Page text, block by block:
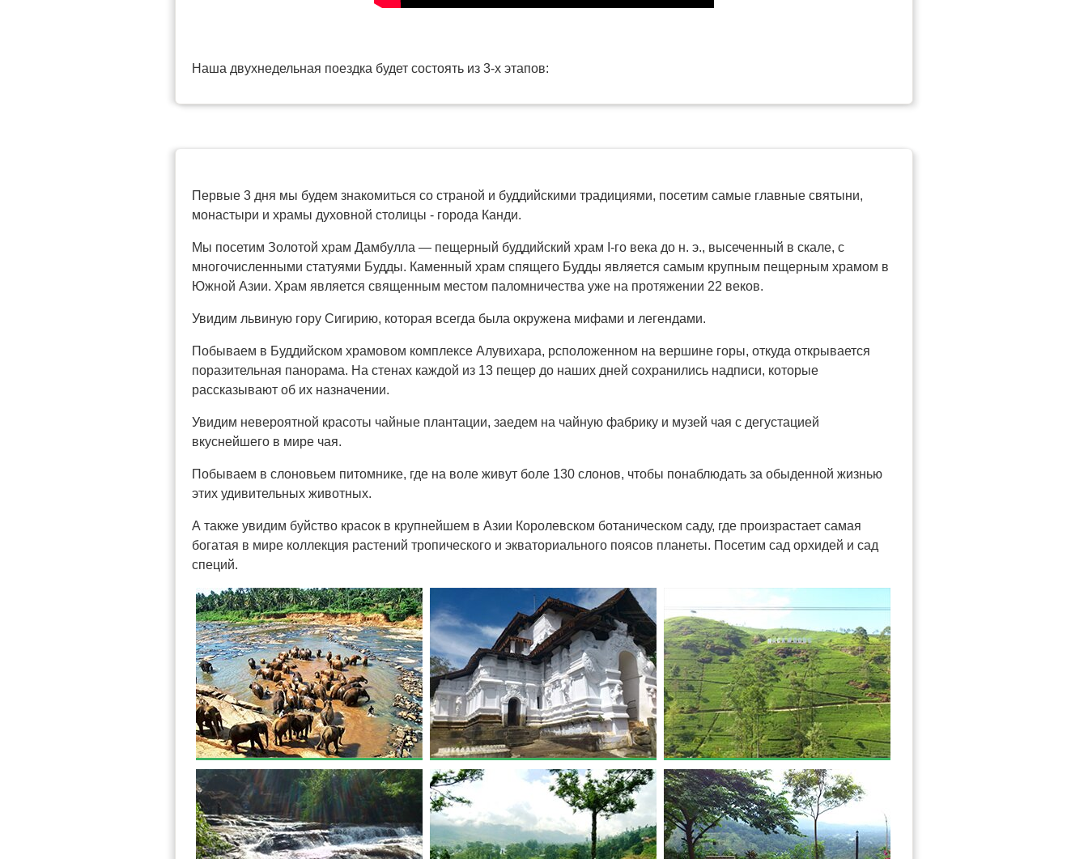
Наша двухнедельная поездка будет состоять из 3-х этапов:
Первые 3 дня мы будем знакомиться со страной и буддийскими традициями, посетим самые главные святыни,
монастыри и храмы духовной столицы - города Канди.
Мы посетим Золотой храм Дамбулла — пещерный буддийский храм I-го века до н. э., высеченный в скале, с
многочисленными статуями Будды. Каменный храм спящего Будды является самым крупным пещерным храмом в
Южной Азии. Храм является священным местом паломничества уже на протяжении 22 веков.
Увидим львиную гору Сигирию, которая всегда была окружена мифами и легендами.
Побываем в Буддийском храмовом комплексе Алувихара, рсположенном на вершине горы, откуда открывается
поразительная панорама. На стенах каждой из 13 пещер до наших дней сохранились надписи, которые
рассказывают об их назначении.
Увидим невероятной красоты чайные плантации, заедем на чайную фабрику и музей чая с дегустацией
вкуснейшего в мире чая.
Побываем в слоновьем питомнике, где на воле живут боле 130 слонов, чтобы понаблюдать за обыденной жизнью
этих удивительных животных.
А также увидим буйство красок в крупнейшем в Азии Королевском ботаническом саду, где произрастает самая
богатая в мире коллекция растений тропического и экваториального поясов планеты. Посетим сад орхидей и сад
специй.